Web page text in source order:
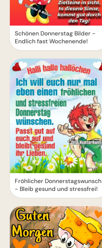
Schönen Donnerstag Bilder -
Endlich fast Wochenende!
Fröhlicher Donnerstagswunsch
- Bleib gesund und stressfrei!